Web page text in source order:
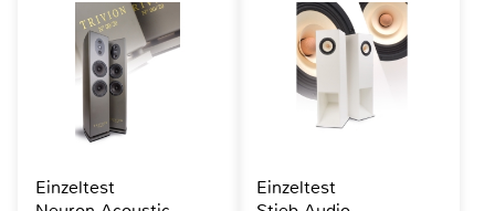
Einzeltest
Einzeltest